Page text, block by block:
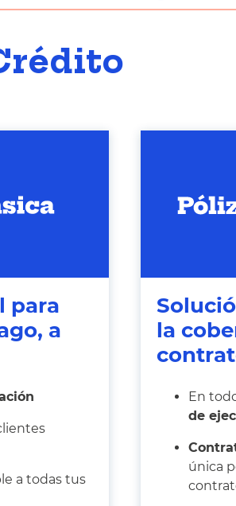
para
a
a todas tus
la
En
de
única